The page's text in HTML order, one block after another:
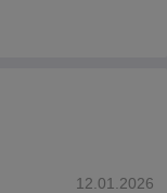
12.01.2026